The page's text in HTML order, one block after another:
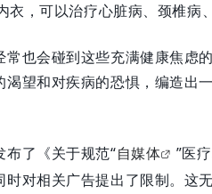
衣，可以治疗心脏病、颈椎病
常也会碰到这些充满健康焦虑
望和对疾病的恐惧，编造出
了《关于规范“自媒体
”医
对相关广告提出了限制。这